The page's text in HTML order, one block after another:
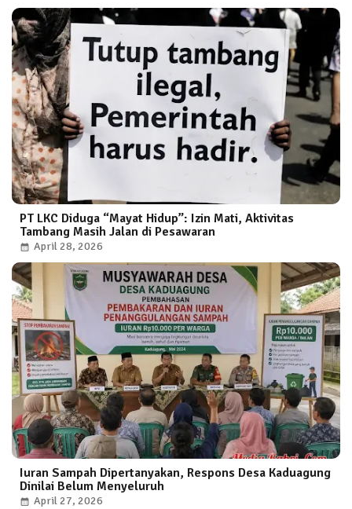
PT LKC Diduga “Mayat Hidup”: Izin Mati, Aktivitas
Tambang Masih Jalan di Pesawaran
April 28, 2026
Iuran Sampah Dipertanyakan, Respons Desa Kaduagung
Dinilai Belum Menyeluruh
April 27, 2026